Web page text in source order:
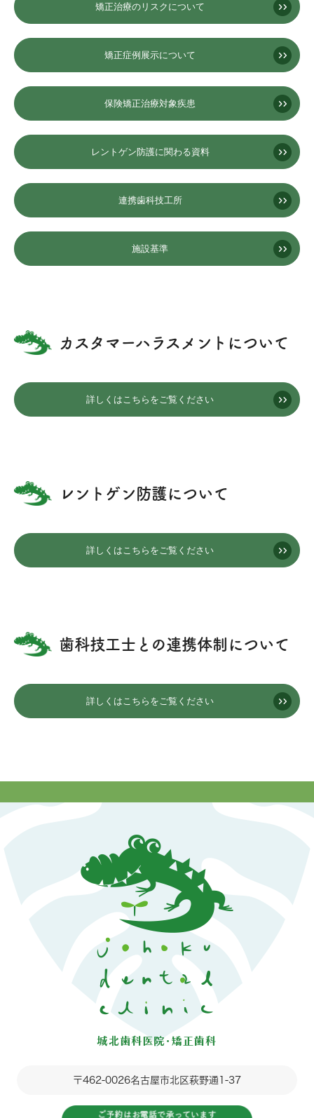
矯正治療のリスクについて
矯正症例展示について
保険矯正治療対象疾患
レントゲン防護に関わる資料
連携歯科技工所
施設基準
カスタマーハラスメントについて
詳しくはこちらをご覧ください
レントゲン防護について
詳しくはこちらをご覧ください
歯科技工士との連携体制について
詳しくはこちらをご覧ください
〒462-0026名古屋市北区萩野通1-37